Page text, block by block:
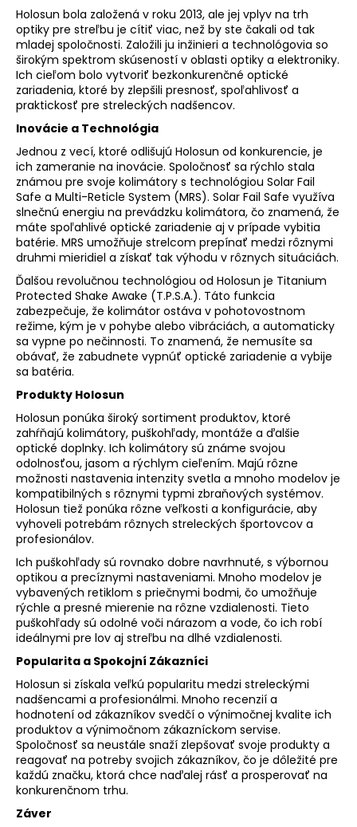
Holosun bola založená v roku 2013, ale jej vplyv na trh
optiky pre streľbu je cítiť viac, než by ste čakali od tak
mladej spoločnosti. Založili ju inžinieri a technológovia so
širokým spektrom skúseností v oblasti optiky a elektroniky.
Ich cieľom bolo vytvoriť bezkonkurenčné optické
zariadenia, ktoré by zlepšili presnosť, spoľahlivosť a
praktickosť pre streleckých nadšencov.
Inovácie a Technológia
Jednou z vecí, ktoré odlišujú Holosun od konkurencie, je
ich zameranie na inovácie. Spoločnosť sa rýchlo stala
známou pre svoje kolimátory s technológiou Solar Fail
Safe a Multi-Reticle System (MRS). Solar Fail Safe využíva
slnečnú energiu na prevádzku kolimátora, čo znamená, že
máte spoľahlivé optické zariadenie aj v prípade vybitia
batérie. MRS umožňuje strelcom prepínať medzi rôznymi
druhmi mieridiel a získať tak výhodu v rôznych situáciách.
Ďalšou revolučnou technológiou od Holosun je Titanium
Protected Shake Awake (T.P.S.A.). Táto funkcia
zabezpečuje, že kolimátor ostáva v pohotovostnom
režime, kým je v pohybe alebo vibráciách, a automaticky
sa vypne po nečinnosti. To znamená, že nemusíte sa
obávať, že zabudnete vypnúť optické zariadenie a vybije
sa batéria.
Produkty Holosun
Holosun ponúka široký sortiment produktov, ktoré
zahŕňajú kolimátory, puškohľady, montáže a ďalšie
optické doplnky. Ich kolimátory sú známe svojou
odolnosťou, jasom a rýchlym cieľením. Majú rôzne
možnosti nastavenia intenzity svetla a mnoho modelov je
kompatibilných s rôznymi typmi zbraňových systémov.
Holosun tiež ponúka rôzne veľkosti a konfigurácie, aby
vyhoveli potrebám rôznych streleckých športovcov a
profesionálov.
Ich puškohľady sú rovnako dobre navrhnuté, s výbornou
optikou a precíznymi nastaveniami. Mnoho modelov je
vybavených retiklom s priečnymi bodmi, čo umožňuje
rýchle a presné mierenie na rôzne vzdialenosti. Tieto
puškohľady sú odolné voči nárazom a vode, čo ich robí
ideálnymi pre lov aj streľbu na dlhé vzdialenosti.
Popularita a Spokojní Zákazníci
Holosun si získala veľkú popularitu medzi streleckými
nadšencami a profesionálmi. Mnoho recenzií a
hodnotení od zákazníkov svedčí o výnimočnej kvalite ich
produktov a výnimočnom zákazníckom servise.
Spoločnosť sa neustále snaží zlepšovať svoje produkty a
reagovať na potreby svojich zákazníkov, čo je dôležité pre
každú značku, ktorá chce naďalej rásť a prosperovať na
konkurenčnom trhu.
Záver
O
d
p
o
r
ú
č
a
m
e
BREAKTHROUGH®
BCT
CARBON
PRO
–
ODSTRAŇOVAČ
ŤAŽKÉHO
KARBÓNU
+
VÝVRTU
€11,02